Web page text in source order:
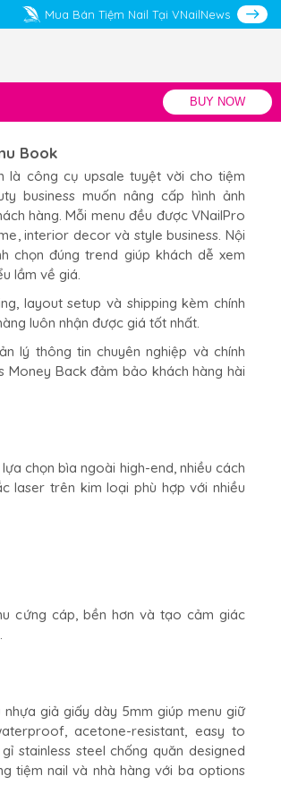
Mua Bán Tiệm Nail Tại VNailNews
BUY NOW
Book
là công cụ upsale tuyệt vời cho tiệm
business muốn nâng cấp hình ảnh
hàng. Mỗi menu đều được VNailPro
interior decor và style business. Nội
chọn đúng trend giúp khách dễ xem
lầm về giá.
layout setup và shipping kèm chính
luôn nhận được giá tốt nhất.
lý thông tin chuyên nghiệp và chính
Money Back đảm bảo khách hàng hài
chọn bìa ngoài high-end, nhiều cách
laser trên kim loại phù hợp với nhiều
cứng cáp, bền hơn và tạo cảm giác
giả giấy dày 5mm giúp menu giữ
acetone-resistant, easy to
stainless steel chống quăn designed
tiệm nail và nhà hàng với ba options